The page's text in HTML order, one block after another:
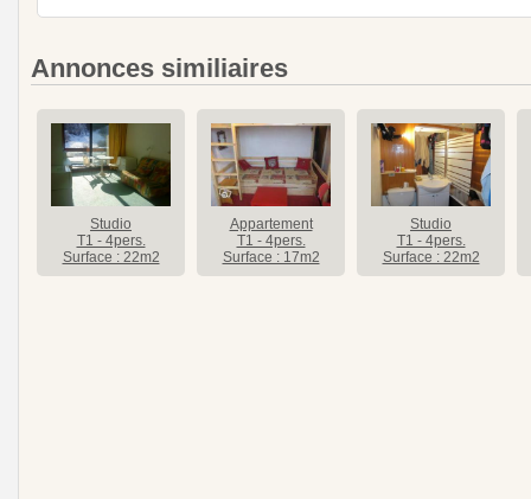
Annonces similiaires
Studio
T1 - 4pers.
Surface : 22m2
Appartement
T1 - 4pers.
Surface : 17m2
Studio
T1 - 4pers.
Surface : 22m2